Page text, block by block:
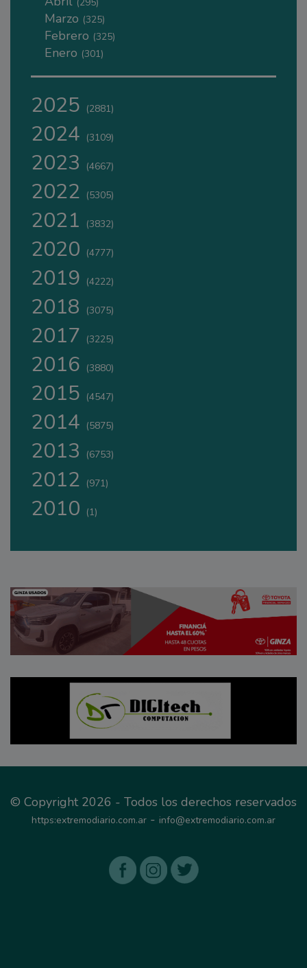
(295)
Marzo (325)
Febrero (325)
Enero (301)
2025 (2881)
2024 (3109)
2023 (4667)
2022 (5305)
2021 (3832)
2020 (4777)
2019 (4222)
2018 (3075)
2017 (3225)
2016 (3880)
2015 (4547)
2014 (5875)
2013 (6753)
2012 (971)
2010 (1)
© Copyright 2026 - Todos los derechos reservados
https:extremodiario.com.ar - info@extremodiario.com.ar